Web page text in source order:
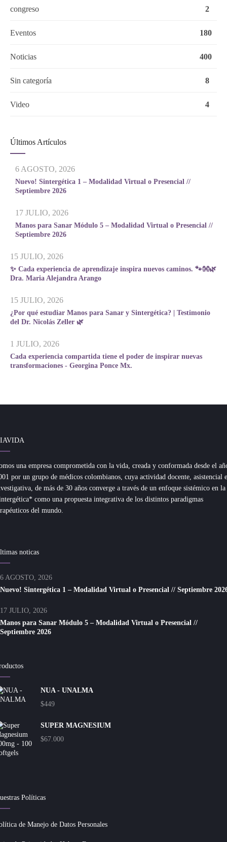
congreso 2
Eventos 180
Noticias 400
Sin categoría 8
Video 4
Últimos Artículos
6 AGOSTO, 2026
Nuevo! Sintergética 1 – Modalidad Virtual o Presencial //
Septiembre 2026
17 JULIO, 2026
Manos para Sanar Módulo 5 – Modalidad Virtual o Presencial //
Septiembre 2026
15 JULIO, 2026
✨ Cada experiencia de aprendizaje inspira nuevos caminos. 🐾👐🌿
Dra. Maria Alejandra Arango
15 JULIO, 2026
¿Por qué estudiar Manos para Sanar y Sintergética? | Testimonio
del Dr. Nicolás Zeller 🌿
1 JULIO, 2026
Cada experiencia compartida tiene el poder de inspirar nuevas
transformaciones - Georgina Ponce Mx.
una empresa comprometida con la vida, creada y conformada desde el
por un grupo de médicos colombianos, cuya actividad docente, asistencial e
de más de 30 años converge a través de un enfoque sistémico en la
como una propuesta integrativa de los distintos paradigmas
del mundo.
noticas
6 AGOSTO, 2026
Nuevo! Sintergética 1 – Modalidad Virtual o Presencial // Septiembre
17 JULIO, 2026
Manos para Sanar Módulo 5 – Modalidad Virtual o Presencial //
Septiembre 2026
NUA - UNALMA
$449
SUPER MAGNESIUM
$67.000
Políticas
de Manejo de Datos Personales